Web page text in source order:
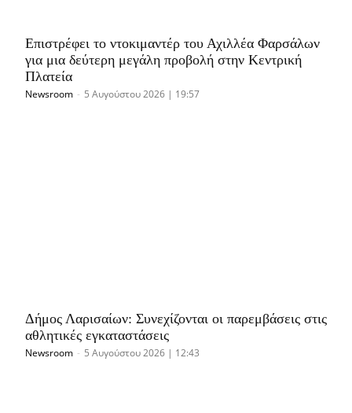
Επιστρέφει το ντοκιμαντέρ του Αχιλλέα Φαρσάλων
για μια δεύτερη μεγάλη προβολή στην Κεντρική
Πλατεία
Newsroom - 5 Αυγούστου 2026 | 19:57
Δήμος Λαρισαίων: Συνεχίζονται οι παρεμβάσεις στις
αθλητικές εγκαταστάσεις
Newsroom - 5 Αυγούστου 2026 | 12:43